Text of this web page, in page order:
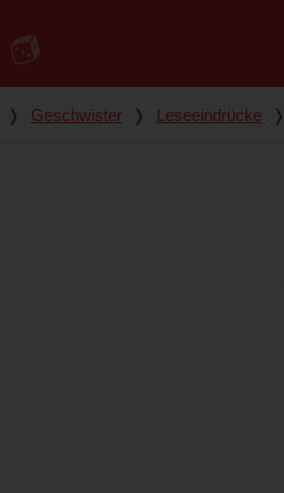
❭ Geschwister ❭ Leseeindrücke ❭